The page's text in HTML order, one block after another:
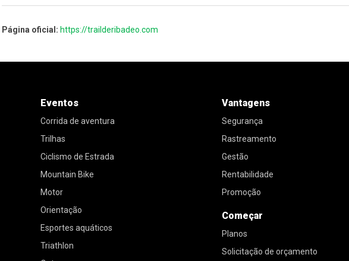
Página oficial: https://trailderibadeo.com
Eventos
Corrida de aventura
Trilhas
Ciclismo de Estrada
Mountain Bike
Motor
Orientação
Esportes aquáticos
Triathlon
Vantagens
Segurança
Rastreamento
Gestão
Rentabilidade
Promoção
Começar
Planos
Solicitação de orçamento